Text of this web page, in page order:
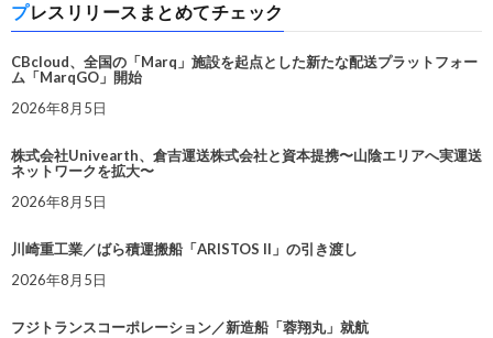
プレスリリースまとめてチェック
CBcloud、全国の「Marq」施設を起点とした新たな配送プラットフォー
ム「MarqGO」開始
2026年8月5日
株式会社Univearth、倉吉運送株式会社と資本提携〜山陰エリアへ実運送
ネットワークを拡大〜
2026年8月5日
川崎重工業／ばら積運搬船「ARISTOS II」の引き渡し
2026年8月5日
フジトランスコーポレーション／新造船「蓉翔丸」就航